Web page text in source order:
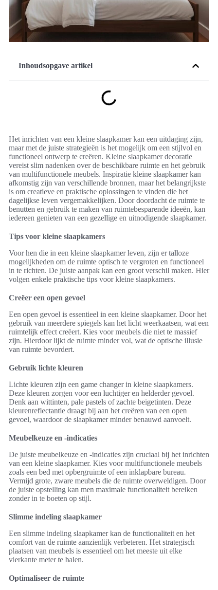
Inhoudsopgave artikel
Het inrichten van een kleine slaapkamer kan een uitdaging zijn,
maar met de juiste strategieën is het mogelijk om een stijlvol en
functioneel ontwerp te creëren. Kleine slaapkamer decoratie
vereist slim nadenken over de beschikbare ruimte en het gebruik
van multifunctionele meubels. Inspiratie kleine slaapkamer kan
afkomstig zijn van verschillende bronnen, maar het belangrijkste
is om creatieve en praktische oplossingen te vinden die het
dagelijkse leven vergemakkelijken. Door doordacht de ruimte te
benutten en gebruik te maken van ruimtebesparende ideeën, kan
iedereen genieten van een gezellige en uitnodigende slaapkamer.
Tips voor kleine slaapkamers
Voor hen die in een kleine slaapkamer leven, zijn er talloze
mogelijkheden om de ruimte optisch te vergroten en functioneel
in te richten. De juiste aanpak kan een groot verschil maken. Hier
volgen enkele praktische tips voor kleine slaapkamers.
Creëer een open gevoel
Een open gevoel is essentieel in een kleine slaapkamer. Door het
gebruik van meerdere spiegels kan het licht weerkaatsen, wat een
ruimtelijk effect creëert. Kies voor meubels die niet te massief
zijn. Hierdoor lijkt de ruimte minder vol, wat de optische illusie
van ruimte bevordert.
Gebruik lichte kleuren
Lichte kleuren zijn een game changer in kleine slaapkamers.
Deze kleuren zorgen voor een luchtiger en helderder gevoel.
Denk aan wittinten, pale pastels of zachte beigetinten. Deze
kleurenreflectantie draagt bij aan het creëren van een open
gevoel, waardoor de slaapkamer minder benauwd aanvoelt.
Meubelkeuze en -indicaties
De juiste meubelkeuze en -indicaties zijn cruciaal bij het inrichten
van een kleine slaapkamer. Kies voor multifunctionele meubels
zoals een bed met opbergruimte of een inklapbare bureau.
Vermijd grote, zware meubels die de ruimte overweldigen. Door
de juiste opstelling kan men maximale functionaliteit bereiken
zonder in te boeten op stijl.
Slimme indeling slaapkamer
Een slimme indeling slaapkamer kan de functionaliteit en het
comfort van de ruimte aanzienlijk verbeteren. Het strategisch
plaatsen van meubels is essentieel om het meeste uit elke
vierkante meter te halen.
Optimaliseer de ruimte